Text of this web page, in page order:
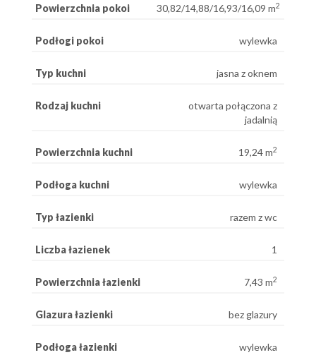
Powierzchnia pokoi 30,82/14,88/16,93/16,09 m2
Podłogi pokoi wylewka
Typ kuchni jasna z oknem
Rodzaj kuchni
otwarta połączona z
jadalnią
Powierzchnia kuchni 19,24 m2
Podłoga kuchni wylewka
Typ łazienki razem z wc
Liczba łazienek 1
Powierzchnia łazienki 7,43 m2
Glazura łazienki bez glazury
Podłoga łazienki wylewka